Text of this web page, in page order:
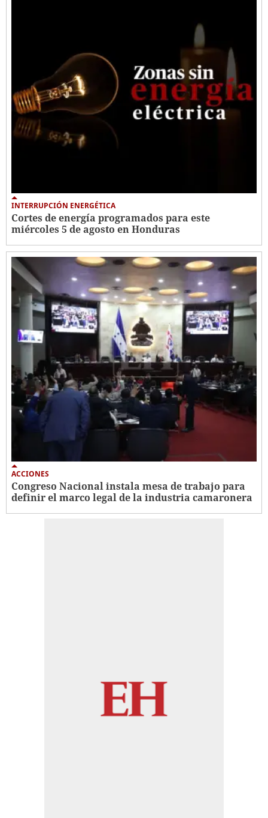
INTERRUPCIÓN ENERGÉTICA
Cortes de energía programados para este
miércoles 5 de agosto en Honduras
ACCIONES
Congreso Nacional instala mesa de trabajo para
definir el marco legal de la industria camaronera